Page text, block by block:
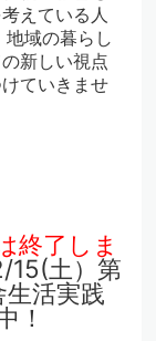
えている人
地域の暮らし
新しい視点
ていきませ
終了しま
土）第
活実践
！